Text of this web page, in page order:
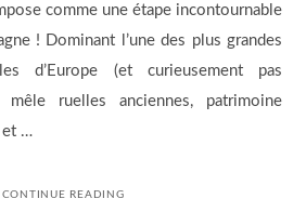
comme une étape incontournable
! Dominant l’une des plus grandes
d’Europe (et curieusement pas
ruelles anciennes, patrimoine
et …
CONTINUE READING